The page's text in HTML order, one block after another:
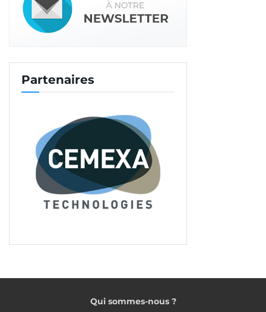
a d’ailleurs été nommée en 2020 aux Trophées
Expo Protection. Elle procure une forte capacité
Nous trouvons ensuite la gamme Océalis qui
assure une absorption de l’humidité corporelle et
et promettent un confort optimal. Pour finir,
DamartPro propose aux professionnels une
gamme de sous-vêtements. Ces derniers peuvent
être portés sous une tenue multi-risques
complète. De plus, ils protègent des flammes, ainsi
que des charges électrostatiques. Cela grâce à la
Partenaires
Qui sommes-nous ?